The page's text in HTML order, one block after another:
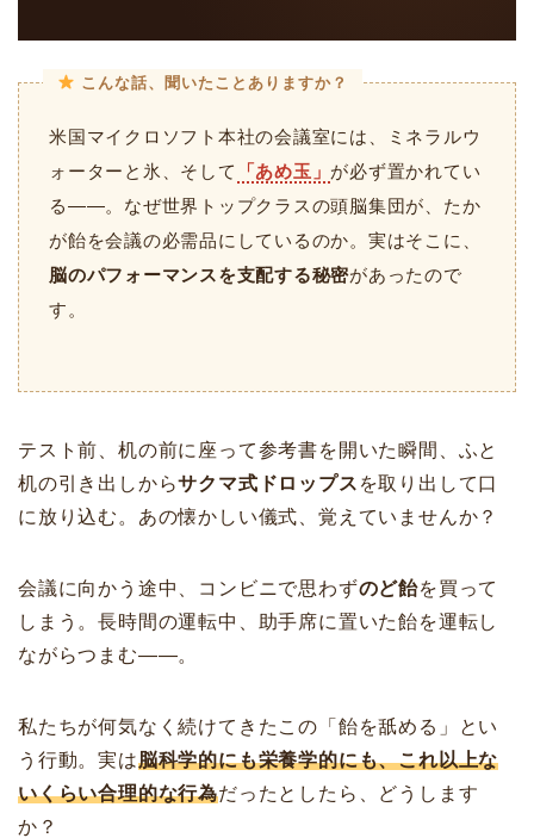
こんな話、聞いたことありますか？
米国マイクロソフト本社の会議室には、ミネラルウ
ォーターと氷、そして
「あめ玉」 が必ず置かれてい
る――。なぜ世界トップクラスの頭脳集団が、たか
が飴を会議の必需品にしているのか。実はそこに、
脳のパフォーマンスを支配する秘密があったので
す。
テスト前、机の前に座って参考書を開いた瞬間、ふと
机の引き出しからサクマ式ドロップス を取り出して口
に放り込む。あの懐かしい儀式、覚えていませんか？
会議に向かう途中、コンビニで思わずのど飴を買って
しまう。長時間の運転中、助手席に置いた飴を運転し
ながらつまむ――。
私たちが何気なく続けてきたこの「飴を舐める」とい
う行動。実は脳科学的にも栄養学的にも、これ以上な
いくらい合理的な行為だったとしたら、どうします
か？